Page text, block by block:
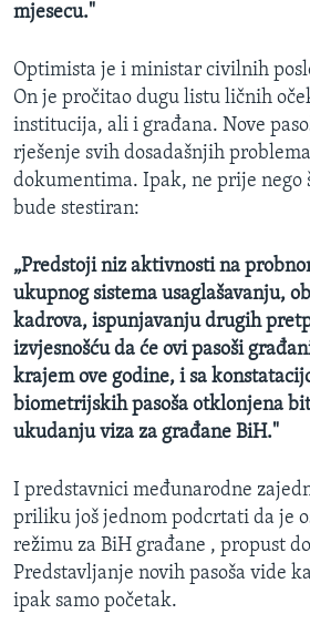
mjesecu."
Optimista je i ministar civilnih
On je pročitao dugu listu ličnih
institucija, ali i građana. Nove
rješenje svih dosadašnjih
dokumentima. Ipak, ne prije nego
bude stestiran:
„Predstoji niz aktivnosti na
ukupnog sistema usaglašavanju,
kadrova, ispunjavanju drugih
izvjesnošću da će ovi pasoši
krajem ove godine, i sa
biometrijskih pasoša otklonjena
ukudanju viza za građane BiH."
I predstavnici međunarodne
priliku još jednom podcrtati da je
režimu za BiH građane , propust
Predstavljanje novih pasoša vide
ipak samo početak.